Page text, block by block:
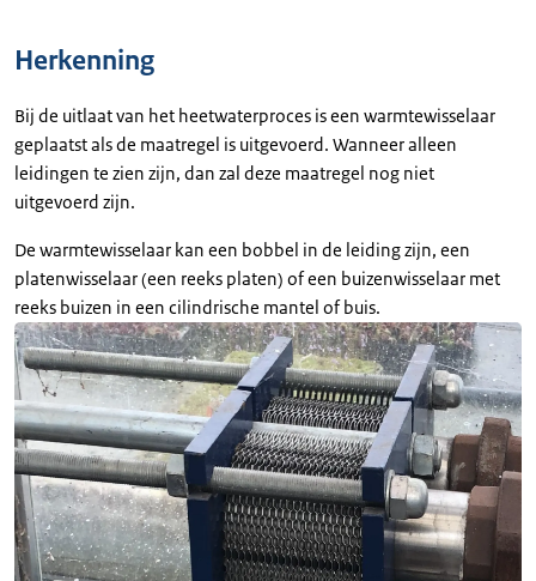
Herkenning
Bij de uitlaat van het heetwaterproces is een warmtewisselaar
geplaatst als de maatregel is uitgevoerd. Wanneer alleen
leidingen te zien zijn, dan zal deze maatregel nog niet
uitgevoerd zijn.
De warmtewisselaar kan een bobbel in de leiding zijn, een
platenwisselaar (een reeks platen) of een buizenwisselaar met
reeks buizen in een cilindrische mantel of buis.